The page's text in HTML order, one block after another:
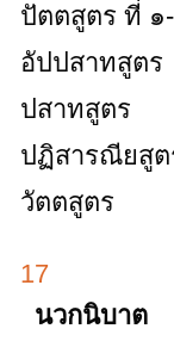
ปัตตสูตร ที่ ๑
อัปปสาทสูตร
ปสาทสูตร
ปฏิสารณียสูต
วัตตสูตร
17
นวกนิบาต